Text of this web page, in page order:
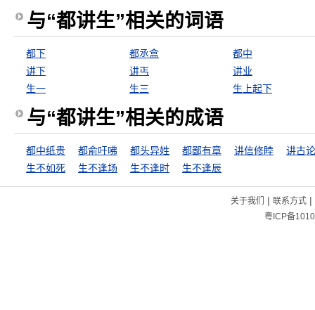
与“都讲生”相关的词语
都下 都丞盒
都中
讲下
讲丐
讲业
生一
生三 生上起下
与“都讲生”相关的成语
都中纸贵 都俞吁咈 都头异姓 都鄙有章 讲信修睦
讲古
生不如死
生不逢场 生不逢时 生不逢辰
关于我们 | 联系方式|
粤ICP备